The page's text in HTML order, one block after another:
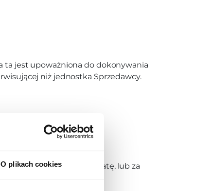
O plikach cookies
ta jest upoważniona do dokonywania
niż jednostka Sprzedawcy.
gwarancyjnych.
z konsekwencji stratę, lub za